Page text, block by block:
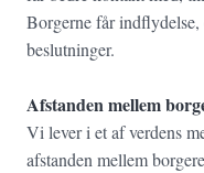
Borgerne får
beslutninger.
Afstanden mellem
Vi lever i et af verdens
afstanden mellem